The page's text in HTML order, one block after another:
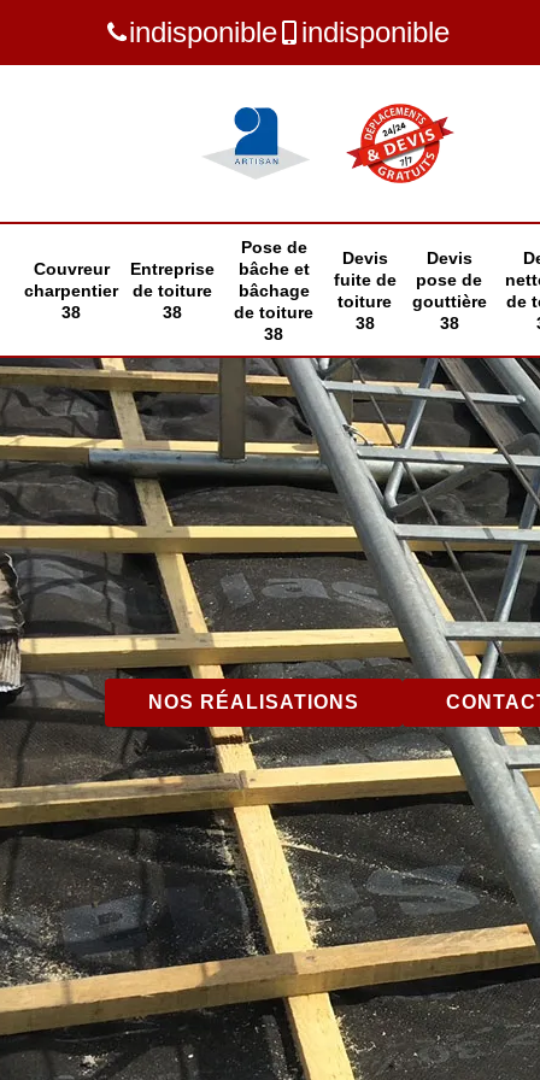
indisponible indisponible
Couvreur
charpentier
38
Entreprise
de toiture
38
Pose de
bâche et
bâchage
de toiture
38
Devis
fuite de
toiture
38
Devis
pose de
gouttière
38
de
NOS RÉALISATIONS